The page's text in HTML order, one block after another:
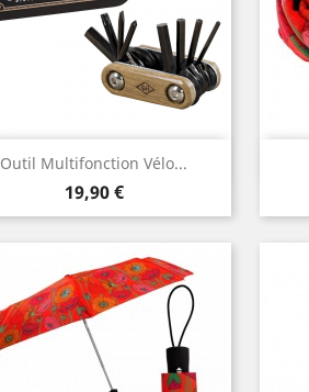
Outil Multifonction Vélo...
Prix
19,90 €
Aperçu rapide